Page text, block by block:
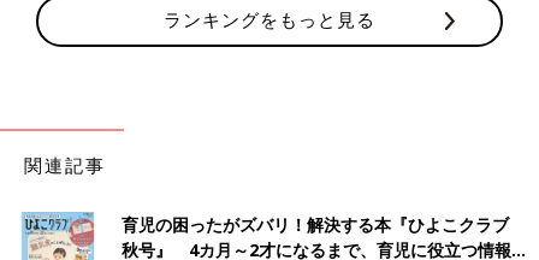
ランキングをもっと見る
関連記事
育児の困ったがズバリ！解決する本『ひよこクラブ
秋号』 4カ月～2才になるまで、育児に役立つ情報が